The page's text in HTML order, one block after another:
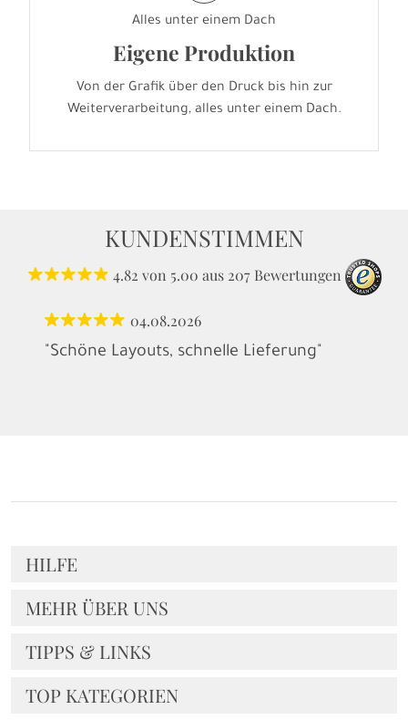
Alles unter einem Dach
Eigene Produktion
Von der Grafik über den Druck bis hin zur
Weiterverarbeitung, alles unter einem Dach.
KUNDENSTIMMEN
4.82 von 5.00 aus 207 Bewertungen
04.08.2026
"Schöne Layouts, schnelle Lieferung"
HILFE
MEHR ÜBER UNS
TIPPS & LINKS
TOP KATEGORIEN